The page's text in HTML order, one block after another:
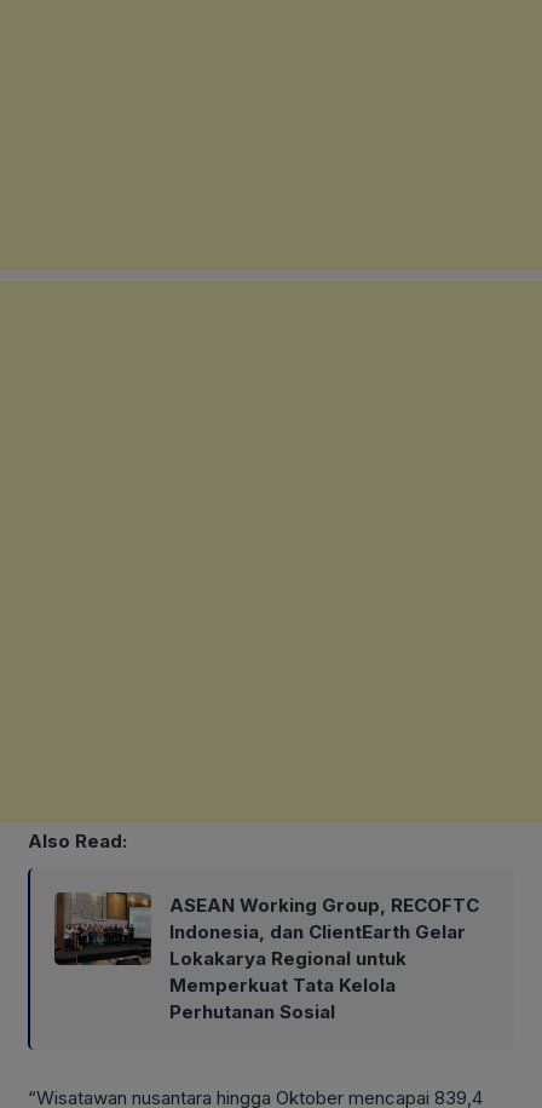
Also Read:
ASEAN Working Group, RECOFTC
Indonesia, dan ClientEarth Gelar
Lokakarya Regional untuk
Memperkuat Tata Kelola
Perhutanan Sosial
“Wisatawan nusantara hingga Oktober mencapai 839,4